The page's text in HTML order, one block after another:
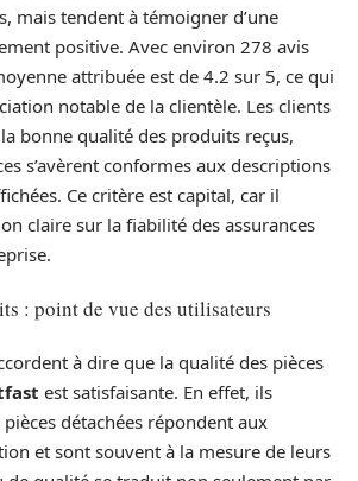
mais tendent à témoigner d’une
positive. Avec environ 278 avis
attribuée est de 4.2 sur 5, ce qui
notable de la clientèle. Les clients
bonne qualité des produits reçus,
s’avèrent conformes aux descriptions
Ce critère est capital, car il
claire sur la fiabilité des assurances
: point de vue des utilisateurs
à dire que la qualité des pièces
est satisfaisante. En effet, ils
détachées répondent aux
et sont souvent à la mesure de leurs